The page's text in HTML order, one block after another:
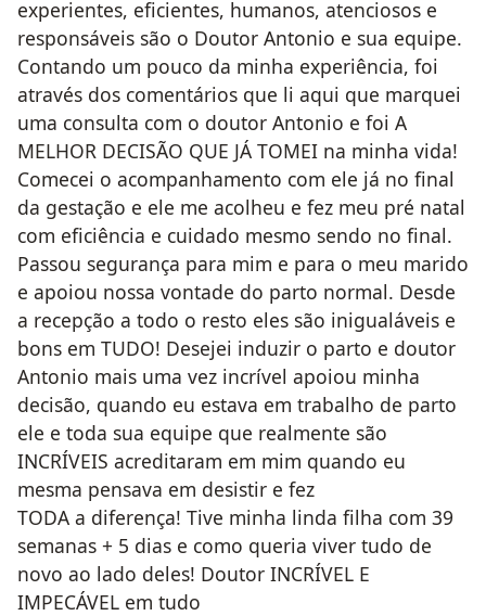
experientes, eficientes, humanos, atenciosos e
responsáveis são o Doutor Antonio e sua equipe.
Contando um pouco da minha experiência, foi
através dos comentários que li aqui que marquei
uma consulta com o doutor Antonio e foi A
MELHOR DECISÃO QUE JÁ TOMEI na minha vida!
Comecei o acompanhamento com ele já no final
da gestação e ele me acolheu e fez meu pré natal
com eficiência e cuidado mesmo sendo no final.
Passou segurança para mim e para o meu marido
e apoiou nossa vontade do parto normal. Desde
a recepção a todo o resto eles são inigualáveis e
bons em TUDO! Desejei induzir o parto e doutor
Antonio mais uma vez incrível apoiou minha
decisão, quando eu estava em trabalho de parto
ele e toda sua equipe que realmente são
INCRÍVEIS acreditaram em mim quando eu
mesma pensava em desistir e fez
TODA a diferença! Tive minha linda filha com 39
semanas + 5 dias e como queria viver tudo de
novo ao lado deles! Doutor INCRÍVEL E
IMPECÁVEL em tudo